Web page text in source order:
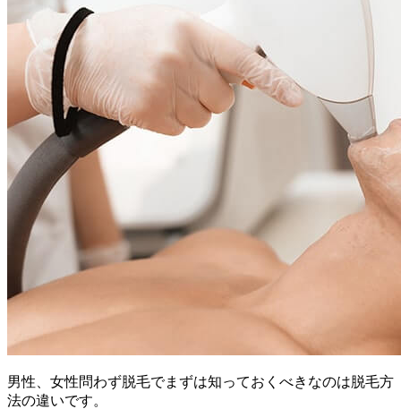
男性、女性問わず脱毛でまずは知っておくべきなのは脱毛方
法の違いです。